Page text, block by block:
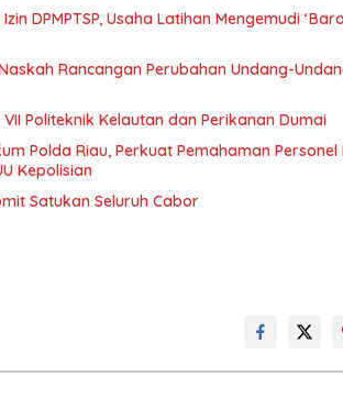
DPMPTSP, Usaha Latihan Mengemudi
Rancangan Perubahan Undang-
Politeknik Kelautan dan Perikanan Dumai
Polda Riau, Perkuat Pemahaman Personel
Kepolisian
Satukan Seluruh Cabor